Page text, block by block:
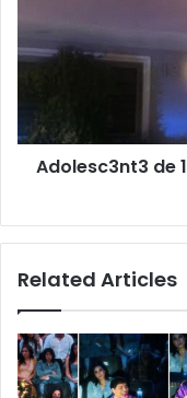
añ0s
as3sin4
y
Adolesc3nt3 de
Related Articles